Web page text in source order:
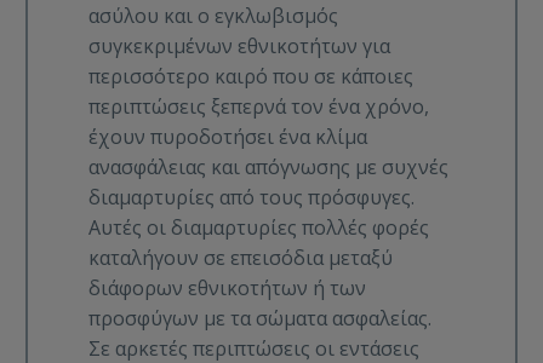
ασύλου και ο εγκλωβισμός
συγκεκριμένων εθνικοτήτων για
περισσότερο καιρό που σε κάποιες
περιπτώσεις ξεπερνά τον ένα χρόνο,
έχουν πυροδοτήσει ένα κλίμα
ανασφάλειας και απόγνωσης με συχνές
διαμαρτυρίες από τους πρόσφυγες.
Αυτές οι διαμαρτυρίες πολλές φορές
καταλήγουν σε επεισόδια μεταξύ
διάφορων εθνικοτήτων ή των
προσφύγων με τα σώματα ασφαλείας.
Σε αρκετές περιπτώσεις οι εντάσεις